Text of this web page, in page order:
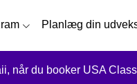
Planlæg din
når du booker USA